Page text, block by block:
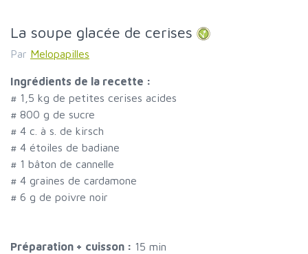
La soupe glacée de cerises
Par Melopapilles
Ingrédients de la recette :
# 1,5 kg de petites cerises acides
# 800 g de sucre
# 4 c. à s. de kirsch
# 4 étoiles de badiane
# 1 bâton de cannelle
# 4 graines de cardamone
# 6 g de poivre noir
Préparation + cuisson : 15 min